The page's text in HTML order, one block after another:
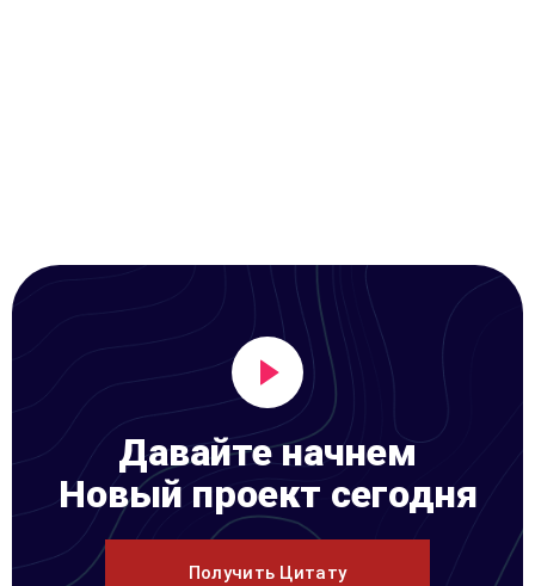
Давайте начнем
Новый проект сегодня
Получить Цитату